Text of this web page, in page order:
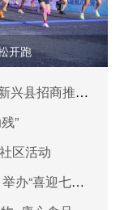
开跑
“从新出发 向兴而行”——云浮市新兴县招商推介会在广州举行
”
区活动
白云区永平街元下田社区党支部 举办“喜迎七一·公益同行”活动